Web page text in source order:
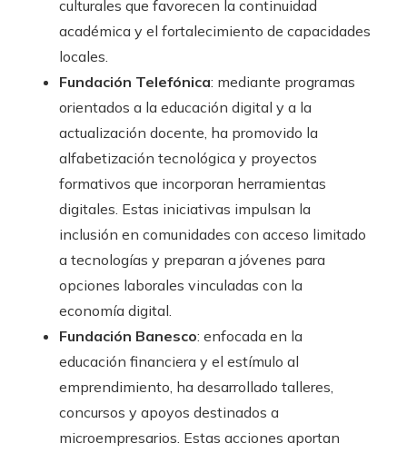
culturales que favorecen la continuidad
académica y el fortalecimiento de capacidades
locales.
Fundación Telefónica: mediante programas
orientados a la educación digital y a la
actualización docente, ha promovido la
alfabetización tecnológica y proyectos
formativos que incorporan herramientas
digitales. Estas iniciativas impulsan la
inclusión en comunidades con acceso limitado
a tecnologías y preparan a jóvenes para
opciones laborales vinculadas con la
economía digital.
Fundación Banesco: enfocada en la
educación financiera y el estímulo al
emprendimiento, ha desarrollado talleres,
concursos y apoyos destinados a
microempresarios. Estas acciones aportan